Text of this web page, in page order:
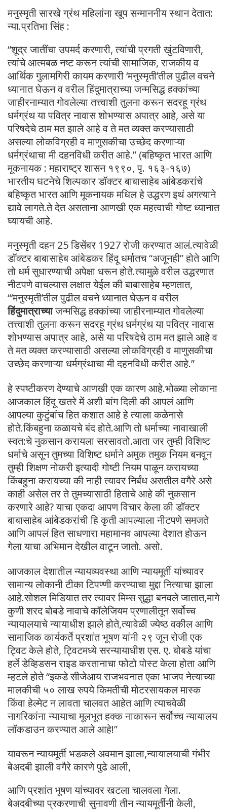
मनुस्मृती सारखे ग्रंथ महिलांना खूप सन्माननीय स्थान देतात:
न्या.प्रतिभा सिंह :
“शूद्र जातींचा उपमर्द करणारी, त्यांची प्रगती खुंटविणारी,
त्यांचे आत्मबळ नष्ट करून त्यांची सामाजिक, राजकीय व
आर्थिक गुलामगिरी कायम करणारी ‘मनुस्मृती’तील पुढील वचने
ध्यानात घेऊन व वरील हिंदुमात्राच्या जन्मसिद्ध हक्कांच्या
जाहीरनाम्यात गोवलेल्या तत्त्वाशी तुलना करून सदरहू ग्रंथ
धर्मग्रंथ या पवित्र नावास शोभण्यास अपात्र आहे, असे या
परिषदेचे ठाम मत झाले आहे व ते मत व्यक्त करण्यासाठी
असल्या लोकविग्रही व माणुसकीचा उच्छेद करणाऱ्या
धर्मग्रंथाचा मी दहनविधी करीत आहे.” (बहिष्कृत भारत आणि
मूकनायक : महाराष्ट्र शासन १९९०, पृ. १६३-१६७)
भारतीय घटनेचे शिल्पकार डॉक्टर बाबासाहेब आंबेडकरांचे
बहिष्कृत भारत आणि मूकनायक मधिल हे उद्धरण इथं अगत्याने
द्यावे लागते.ते देत असताना आणखी एक महत्वाची गोष्ट ध्यानात
घ्यायची आहे.
मनुस्मृती दहन 25 डिसेंबर 1927 रोजी करण्यात आलं.त्यावेळी
डॉक्टर बाबासाहेब आंबेडकर हिंदू धर्मातच “अजूनही” होते आणि
तो धर्म सुधारण्याची अपेक्षा धरून होते.त्यामुळे वरील उद्धरणात
नीटपणे वाचल्यास लक्षात येईल की बाबासाहेब म्हणतात,
“‘मनुस्मृती’तील पुढील वचने ध्यानात घेऊन व वरील
हिंदुमात्राच्याजन्मसिद्ध हक्कांच्या जाहीरनाम्यात गोवलेल्या
तत्त्वाशी तुलना करून सदरहू ग्रंथ धर्मग्रंथ या पवित्र नावास
शोभण्यास अपात्र आहे, असे या परिषदेचे ठाम मत झाले आहे व
ते मत व्यक्त करण्यासाठी असल्या लोकविग्रही व माणुसकीचा
उच्छेद करणाऱ्या धर्मग्रंथाचा मी दहनविधी करीत आहे.”
हे स्पष्टीकरण देण्याचे आणखी एक कारण आहे.भोळ्या लोकाना
आजकाल हिंदू खतरे में अशी बांग दिली की आपलं आणि
आपल्या कुटुंबांच हित कशात आहे हे त्याला कळेनासे
होते.किंबहुना कळायचे बंद होते.आणि तो धर्माच्या नावाखाली
स्वत:चे नुकसान करायला सरसावतो.आता जर तुम्ही विशिष्ट
धर्माचे असून तुमच्या विशिष्ट धर्माने अमुक तमुक नियम बनवून
तुम्ही शिक्षण नोकरी इत्यादी गोष्टी नियम पाळून करायच्या
किंबहुना करायच्या की नाही त्यावर निर्बंध असतील वगैरे असे
काही असेल तर ते तुमच्यासाठी हिताचे आहे की नुकसान
करणारे आहे? याचा एकदा आपण विचार केला की डॉक्टर
बाबासाहेब आंबेडकरांची हि कृती आपल्याला नीटपणे समजते
आणि आपलं हित साधणारा महामानव आपल्या देशात होऊन
गेला याचा अभिमान देखील वाटून जातो. असो.
आजकाल देशातील न्यायव्यवस्था आणि न्यायमूर्ती यांच्यावर
सामान्य लोकानी टीका टिपण्णी करण्याचा मुद्दा नित्याचा झाला
आहे.सोशल मिडियात तर त्यावर मिम्स सुद्धा बनवले जातात,मागे
कुणी शरद बोबडे नावाचे कॉलेजियम प्रणालीतून सर्वोच्च
न्यायालयाचे न्यायाधीश झाले होते,त्यावेळी ज्येष्ठ वकील आणि
सामाजिक कार्यकर्ते प्रशांत भूषण यांनी २९ जून रोजी एक
ट्विट केले होते, ट्विटमध्ये सरन्यायाधीश एस. ए. बोबडे यांचा
हर्ले डेव्हिडसन राइड करतानाचा फोटो पोस्ट केला होता आणि
म्हटले होते “इकडे सीजेआय राजभवनात एका भाजप नेत्याच्या
मालकीची ५० लाख रुपये किमतीची मोटरसायकल मास्क
किंवा हेल्मेट न लावता चालवत आहेत आणि त्याचवेळी
नागरिकांना न्यायाचा मूलभूत हक्क नाकारून सर्वोच्च न्यायालय
लॉकडाउन करण्यात आले आहे!”
यावरून न्यायमूर्ती भडकले अवमान झाला,न्यायालयाची गंभीर
बेअदबी झाली वगैरे कारणे पुढे आली,
आणि प्रशांत भूषण यांच्यावर खटला चालवला गेला.
बेअदबीच्या प्रकरणाची सुनावणी तीन न्यायमूर्तीनी केली,